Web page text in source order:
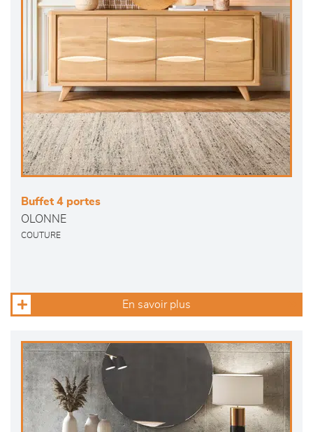
Buffet 4 portes
OLONNE
COUTURE
En savoir plus